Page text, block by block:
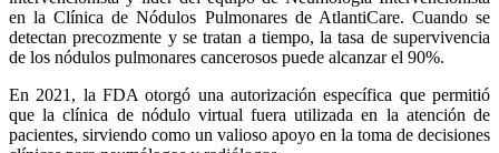
en la Clínica de Nódulos Pulmonares de AtlantiCare. Cuando se
detectan precozmente y se tratan a tiempo, la tasa de supervivencia
de los nódulos pulmonares cancerosos puede alcanzar el 90%.
En 2021, la FDA otorgó una autorización específica que permitió
que la clínica de nódulo virtual fuera utilizada en la atención de
pacientes, sirviendo como un valioso apoyo en la toma de decisiones